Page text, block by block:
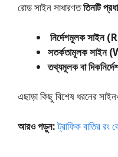
রোড সাইন সাধারণততিনটি
নির্দেশমূলক
সতর্কতামূলক
তথ্যমূলক বা
এছাড়া কিছু বিশেষ ধরনের
আরও পড়ুন:ট্রাফিক বাতির